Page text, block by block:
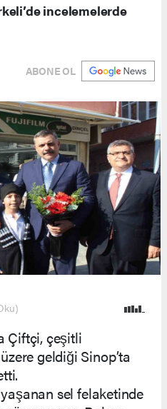
incelemelerde
ABONE OL
Çiftçi, çeşitli
geldiği Sinop’ta
yaşanan sel felaketinde